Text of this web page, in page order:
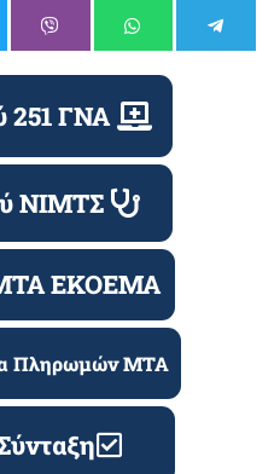
251 ΓΝΑ
ΝΙΜΤΣ
ΕΚΟΕΜΑ
Πληρωμών ΜΤΑ